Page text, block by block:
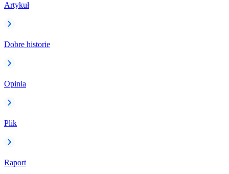
Artykuł
Dobre historie
Opinia
Plik
Raport